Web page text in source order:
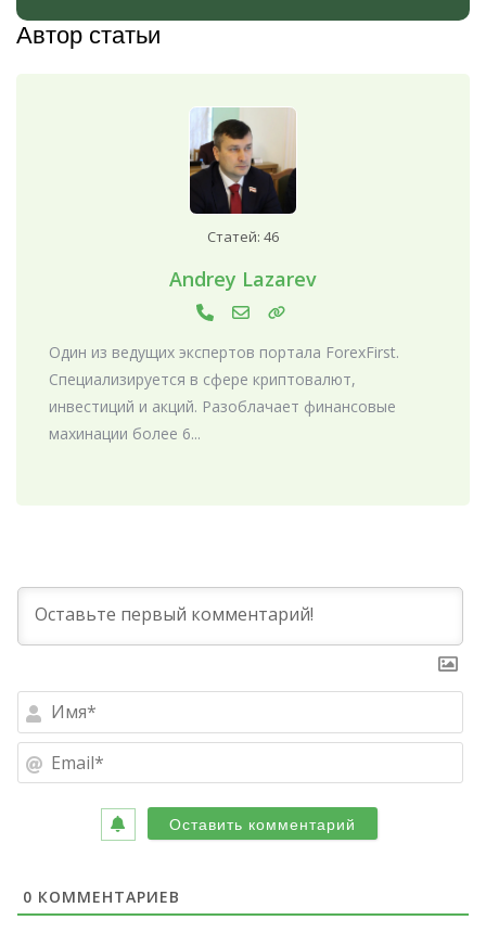
Автор статьи
Статей: 46
Andrey Lazarev
Один из ведущих экспертов портала ForexFirst.
Специализируется в сфере криптовалют,
инвестиций и акций. Разоблачает финансовые
махинации более 6...
0 КОММЕНТАРИЕВ